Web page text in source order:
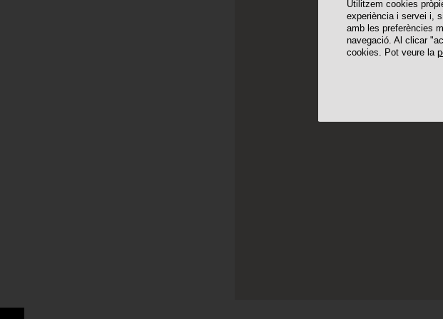
Utilitzem cookies
experiència i servei i,
amb les preferències
navegació. Al clicar
cookies. Pot veure la